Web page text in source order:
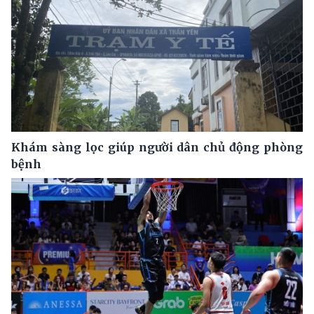
Khám sàng lọc giúp người dân chủ động phòng
bệnh